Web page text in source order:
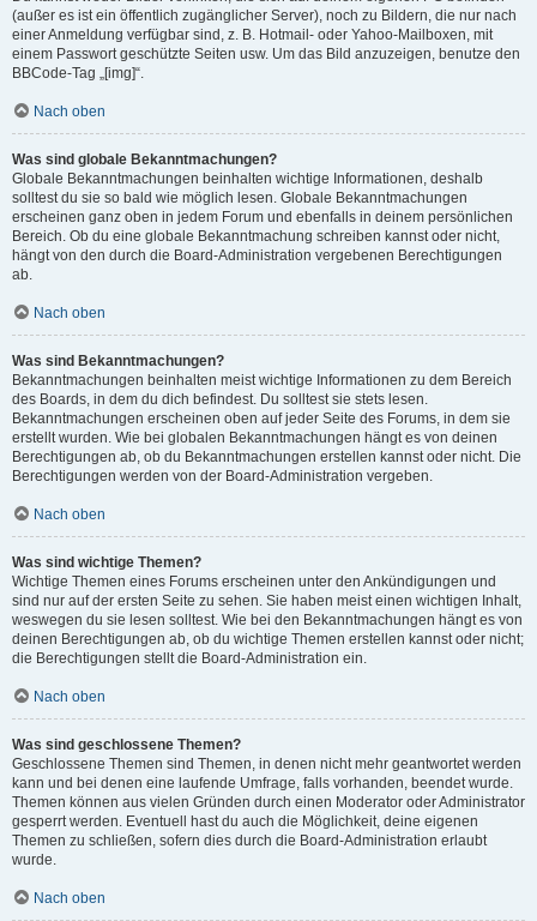
(außer es ist ein öffentlich zugänglicher Server), noch zu Bildern, die nur nach
einer Anmeldung verfügbar sind, z. B. Hotmail- oder Yahoo-Mailboxen, mit
einem Passwort geschützte Seiten usw. Um das Bild anzuzeigen, benutze den
BBCode-Tag „[img]“.
Nach oben
Was sind globale Bekanntmachungen?
Globale Bekanntmachungen beinhalten wichtige Informationen, deshalb
solltest du sie so bald wie möglich lesen. Globale Bekanntmachungen
erscheinen ganz oben in jedem Forum und ebenfalls in deinem persönlichen
Bereich. Ob du eine globale Bekanntmachung schreiben kannst oder nicht,
hängt von den durch die Board-Administration vergebenen Berechtigungen
ab.
Nach oben
Was sind Bekanntmachungen?
Bekanntmachungen beinhalten meist wichtige Informationen zu dem Bereich
des Boards, in dem du dich befindest. Du solltest sie stets lesen.
Bekanntmachungen erscheinen oben auf jeder Seite des Forums, in dem sie
erstellt wurden. Wie bei globalen Bekanntmachungen hängt es von deinen
Berechtigungen ab, ob du Bekanntmachungen erstellen kannst oder nicht. Die
Berechtigungen werden von der Board-Administration vergeben.
Nach oben
Was sind wichtige Themen?
Wichtige Themen eines Forums erscheinen unter den Ankündigungen und
sind nur auf der ersten Seite zu sehen. Sie haben meist einen wichtigen Inhalt,
weswegen du sie lesen solltest. Wie bei den Bekanntmachungen hängt es von
deinen Berechtigungen ab, ob du wichtige Themen erstellen kannst oder nicht;
die Berechtigungen stellt die Board-Administration ein.
Nach oben
Was sind geschlossene Themen?
Geschlossene Themen sind Themen, in denen nicht mehr geantwortet werden
kann und bei denen eine laufende Umfrage, falls vorhanden, beendet wurde.
Themen können aus vielen Gründen durch einen Moderator oder Administrator
gesperrt werden. Eventuell hast du auch die Möglichkeit, deine eigenen
Themen zu schließen, sofern dies durch die Board-Administration erlaubt
wurde.
Nach oben